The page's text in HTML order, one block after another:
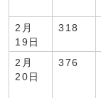
2月
19日
318
2月
20日
376